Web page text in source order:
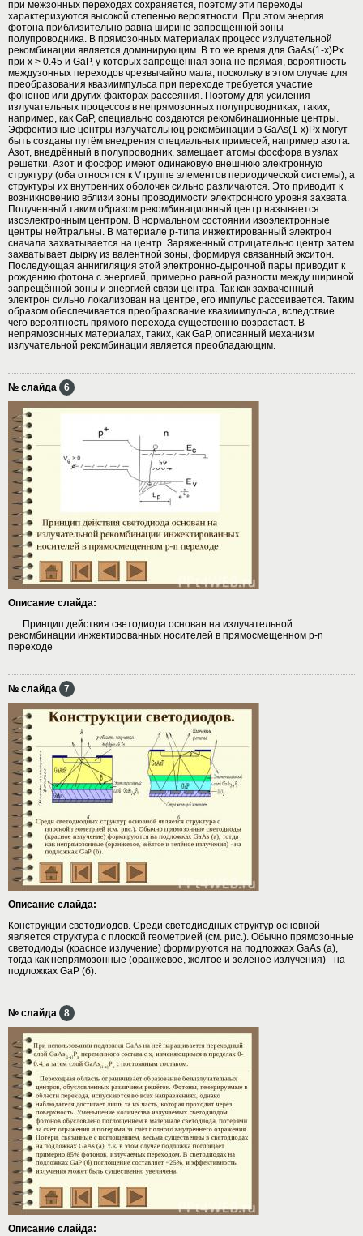
при межзонных переходах сохраняется, поэтому эти переходы
характеризуются высокой степенью вероятности. При этом энергия
фотона приблизительно равна ширине запрещённой зоны
полупроводника. В прямозонных материалах процесс излучательной
рекомбинации является доминирующим. В то же время для GaAs(1-x)Px
при х > 0.45 и GaP, у которых запрещённая зона не прямая, вероятность
междузонных переходов чрезвычайно мала, поскольку в этом случае для
преобразования квазиимпульса при переходе требуется участие
фононов или других факторах рассеяния. Поэтому для усиления
излучательных процессов в непрямозонных полупроводниках, таких,
например, как GaP, специально создаются рекомбинационные центры.
Эффективные центры излучательноц рекомбинации в GaAs(1-x)Px могут
быть созданы путём внедрения специальных примесей, например азота.
Азот, внедрённый в полупроводник, замещает атомы фосфора в узлах
решётки. Азот и фосфор имеют одинаковую внешнюю электронную
структуру (оба относятся к V группе элементов периодической системы), а
структуры их внутренних оболочек сильно различаются. Это приводит к
возникновению вблизи зоны проводимости электронного уровня захвата.
Полученный таким образом рекомбинационный центр называется
изоэлектронным центром. В нормальном состоянии изоэлектронные
центры нейтральны. В материале p-типа инжектированный электрон
сначала захватывается на центр. Заряженный отрицательно центр затем
захватывает дырку из валентной зоны, формируя связанный экситон.
Последующая аннигиляция этой электронно-дырочной пары приводит к
рождению фотона с энергией, примерно равной разности между шириной
запрещённой зоны и энергией связи центра. Так как захваченный
электрон сильно локализован на центре, его импульс рассеивается. Таким
образом обеспечивается преобразование квазиимпульса, вследствие
чего вероятность прямого перехода существенно возрастает. В
непрямозонных материалах, таких, как GaP, описанный механизм
излучательной рекомбинации является преобладающим.
№ слайда 6
Описание слайда:
Принцип действия светодиода основан на излучательной
рекомбинации инжектированных носителей в прямосмещенном p-n
переходе
№ слайда 7
Описание слайда:
Конструкции светодиодов. Среди светодиодных структур основной
является структура с плоской геометрией (см. рис.). Обычно прямозонные
светодиоды (красное излучение) формируются на подложках GaAs (а),
тогда как непрямозонные (оранжевое, жёлтое и зелёное излучения) - на
подложках GaP (б).
№ слайда 8
Описание слайда: